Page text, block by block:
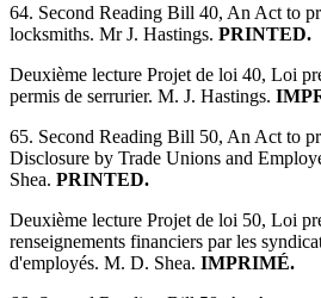
64. Second Reading Bill 40, An Act to
locksmiths. Mr J. Hastings. PRINTED.
Deuxième lecture Projet de loi 40, Loi
permis de serrurier. M. J. Hastings.
65. Second Reading Bill 50, An Act to
Disclosure by Trade Unions and
Shea. PRINTED.
Deuxième lecture Projet de loi 50, Loi
renseignements financiers par les
d'employés. M. D. Shea. IMPRIMÉ.